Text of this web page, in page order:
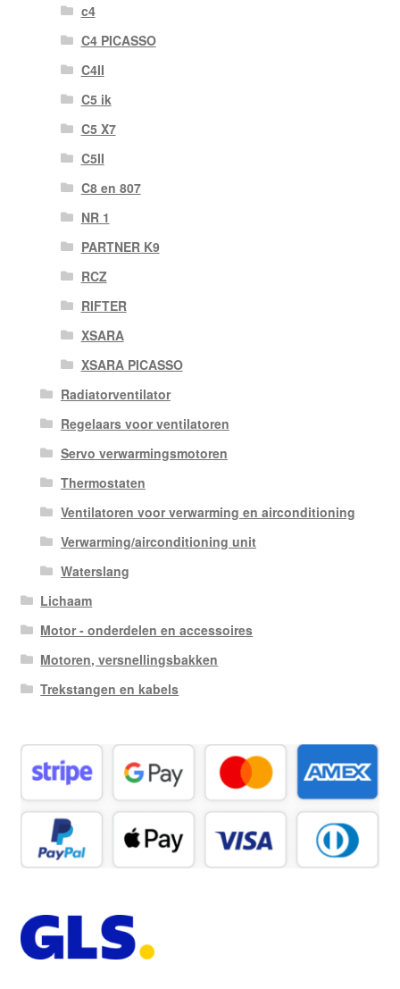
c4
C4 PICASSO
C4II
C5 ik
C5 X7
C5II
C8 en 807
NR 1
PARTNER K9
RCZ
RIFTER
XSARA
XSARA PICASSO
Radiatorventilator
Regelaars voor ventilatoren
Servo verwarmingsmotoren
Thermostaten
Ventilatoren voor verwarming en airconditioning
Verwarming/airconditioning unit
Waterslang
Lichaam
Motor - onderdelen en accessoires
Motoren, versnellingsbakken
Trekstangen en kabels